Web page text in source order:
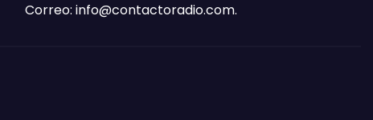
Correo: info@contactoradio.com.